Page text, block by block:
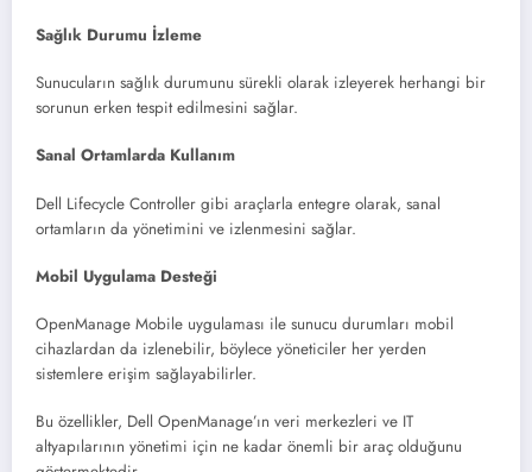
Sağlık Durumu İzleme
Sunucuların sağlık durumunu sürekli olarak izleyerek herhangi bir
sorunun erken tespit edilmesini sağla​​r.
Sanal Ortamlarda Kullanım
Dell Lifecycle Controller gibi araçlarla entegre olarak, sanal
ortamların da yönetimini ve izlenmesini sağla​​r.
Mobil Uygulama Desteği
OpenManage Mobile uygulaması ile sunucu durumları mobil
cihazlardan da izlenebilir, böylece yöneticiler her yerden
sistemlere erişim sağlayabilirle​​r.
Bu özellikler, Dell OpenManage’ın veri merkezleri ve IT
altyapılarının yönetimi için ne kadar önemli bir araç olduğunu